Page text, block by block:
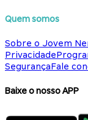
Quem somos
Sobre o Jovem
Privacidade
SegurançaFale
Baixe o nosso APP